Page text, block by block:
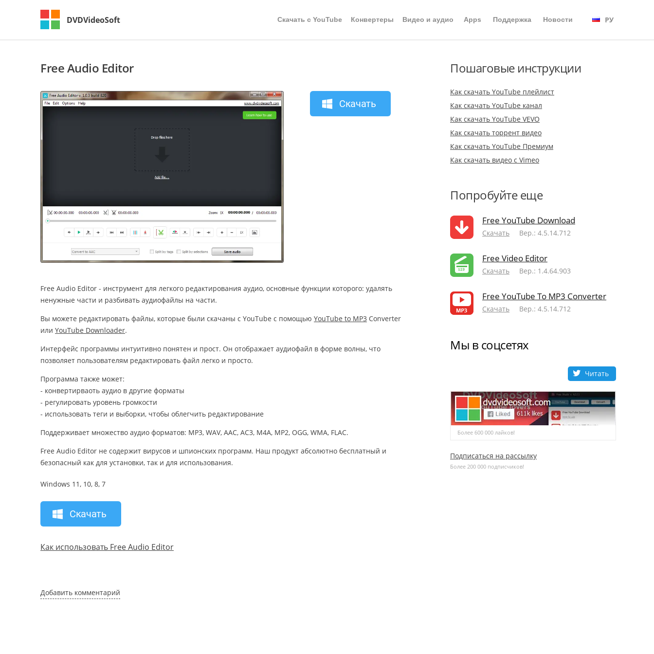
DVDVideoSoft Скачать с YouTube Конвертеры Видео и аудио Apps Поддержка Новости РУ
Free Audio Editor
Скачать
Пошаговые инструкции
Как скачать YouTube плейлист
Как скачать YouTube канал
Как скачать YouTube VEVO
Как скачать торрент видео
Как скачать YouTube Премиум
Как скачать видео с Vimeo
Попробуйте еще
Free YouTube Download
Скачать Вер.: 4.5.14.712
Free Video Editor
Скачать Вер.: 1.4.64.903
Free YouTube To MP3 Converter
Скачать Вер.: 4.5.14.712
Мы в соцсетях
Читать
Более 600 000 лайков!
Подписаться на рассылку
Более 200 000 подписчиков!
Free Audio Editor - инструмент для легкого редактирования аудио, основные функции которого: удалять
ненужные части и разбивать аудиофайлы на части.
Вы можете редактировать файлы, которые были скачаны с YouTube с помощью YouTube to MP3 Converter
или YouTube Downloader.
Интерфейс программы интуитивно понятен и прост. Он отображает аудиофайл в форме волны, что
позволяет пользователям редактировать файл легко и просто.
Программа также может:
- конвертирваоть аудио в другие форматы
- регулировать уровень громкости
- использовать теги и выборки, чтобы облегчить редактирование
Поддерживает множество аудио форматов: MP3, WAV, AAC, AC3, M4A, MP2, OGG, WMA, FLAC.
Free Audio Editor не содержит вирусов и шпионских программ. Наш продукт абсолютно бесплатный и
безопасный как для установки, так и для использования.
Windows 11, 10, 8, 7
Скачать
Как использовать Free Audio Editor
Добавить комментарий